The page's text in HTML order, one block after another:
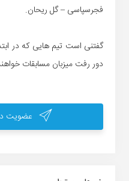
فجرسپاسی – گل ریحان.
گفتنی است تیم هایی که در
دور رفت میزبان مسابقات
عضویت در